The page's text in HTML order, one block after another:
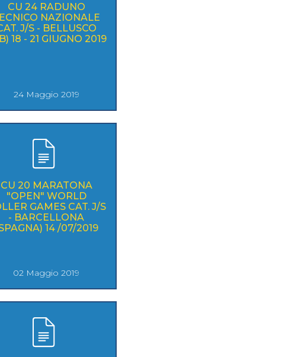
CU 24 RADUNO
NAZIONALE
J/S - BELLUSCO
18 - 21 GIUGNO 2019
24 Maggio 2019
CU 20 MARATONA
"OPEN" WORLD
GAMES CAT. J/S
- BARCELLONA
14 /07/2019
02 Maggio 2019